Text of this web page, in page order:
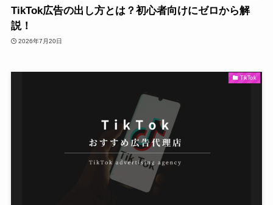
TikTok広告の出し方とは？初心者向けにゼロから解
説！
2026年7月20日
TikTok